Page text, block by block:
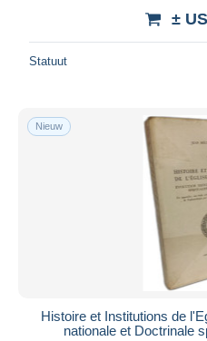
±
Statuut
Nieuw
Histoire et Institutions de
nationale et Doctrinale